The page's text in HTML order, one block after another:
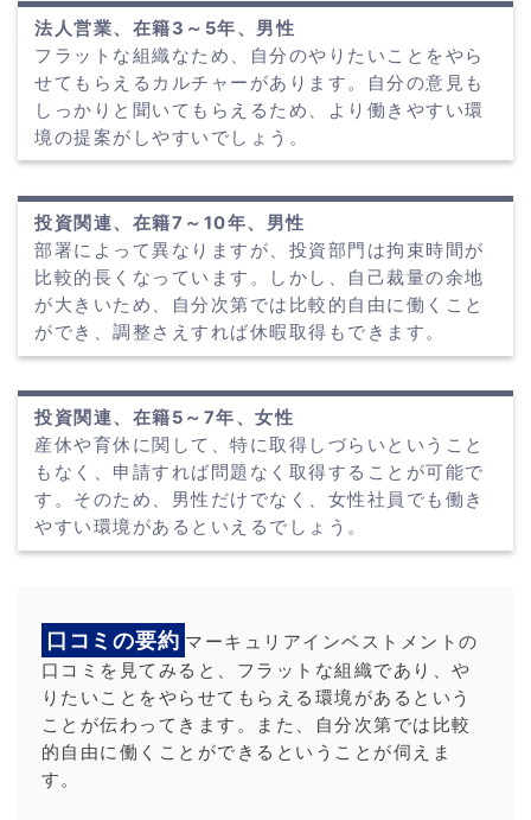
法人営業、在籍3～5年、男性
フラットな組織なため、自分のやりたいことをやら
せてもらえるカルチャーがあります。自分の意見も
しっかりと聞いてもらえるため、より働きやすい環
境の提案がしやすいでしょう。
投資関連、在籍7～10年、男性
部署によって異なりますが、投資部門は拘束時間が
比較的長くなっています。しかし、自己裁量の余地
が大きいため、自分次第では比較的自由に働くこと
ができ、調整さえすれば休暇取得もできます。
投資関連、在籍5～7年、女性
産休や育休に関して、特に取得しづらいということ
もなく、申請すれば問題なく取得することが可能で
す。そのため、男性だけでなく、女性社員でも働き
やすい環境があるといえるでしょう。
口コミの要約 マーキュリアインベストメントの
口コミを見てみると、フラットな組織であり、や
りたいことをやらせてもらえる環境があるという
ことが伝わってきます。また、自分次第では比較
的自由に働くことができるということが伺えま
す。